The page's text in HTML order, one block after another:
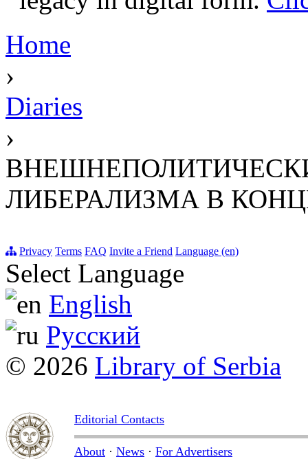
Home
›
Diaries
›
ЛИБЕРАЛИЗМА В
Privacy Terms FAQ Invite a Friend Language (en)
Select Language
English
Русский
© 2026 Library of Serbia
Editorial Contacts
About · News · For Advertisers